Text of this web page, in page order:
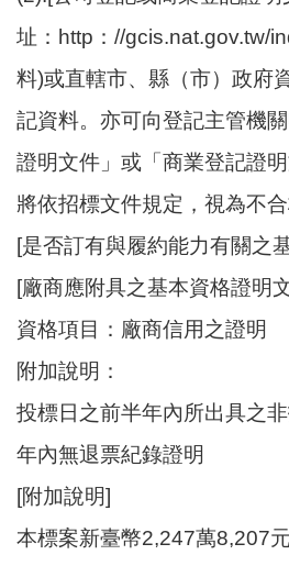
址：http：//gcis.nat.gov.tw/
料)或直轄市、縣（市）政府
記資料。亦可向登記主管機
證明文件」或「商業登記證
將依招標文件規定，視為不合
[是否訂有與履約能力有關之
[廠商應附具之基本資格證明
資格項目：廠商信用之證明
附加說明：
投標日之前半年內所出具之
年內無退票紀錄證明
[附加說明]
本標案新臺幣2,247萬8,207